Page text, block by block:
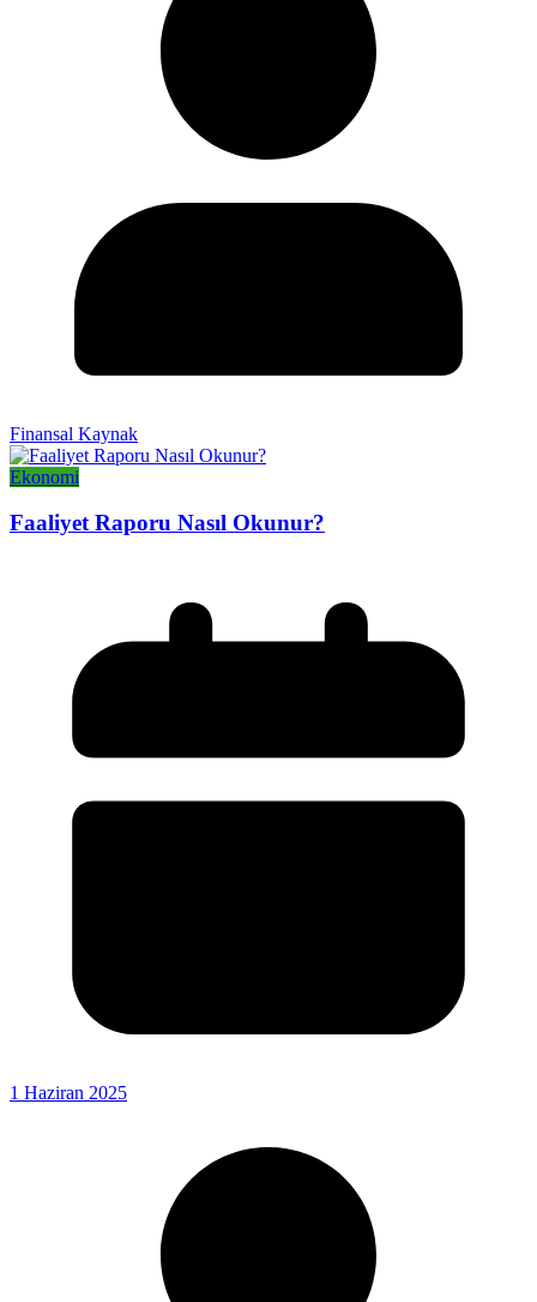
Finansal Kaynak
Ekonomi
Faaliyet Raporu Nasıl Okunur?
1 Haziran 2025